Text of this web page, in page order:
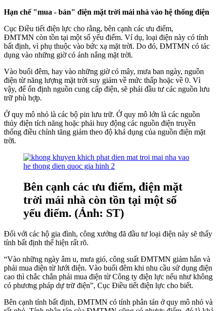
Hạn chế "mua - bán" điện mặt trời mái nhà vào hệ thống điện
Cục Điều tiết điện lực cho rằng, bên cạnh các ưu điểm,
ĐMTMN còn tồn tại một số yếu điểm. Ví dụ, loại điện này có tính
bất định, vì phụ thuộc vào bức xạ mặt trời. Do đó, ĐMTMN có tác
dụng vào những giờ có ánh nắng mặt trời.
Vào buổi đêm, hay vào những giờ có mây, mưa ban ngày, nguồn
điện từ năng lượng mặt trời suy giảm về mức thấp hoặc về 0. Vì
vậy, để ổn định nguồn cung cấp điện, sẽ phải đầu tư các nguồn lưu
trữ phù hợp.
Ở quy mô nhỏ là các bộ pin lưu trữ. Ở quy mô lớn là các nguồn
thủy điện tích năng hoặc phải huy động các nguồn điện truyền
thống điều chỉnh tăng giảm theo độ khả dụng của nguồn điện mặt
trời.
Bên cạnh các ưu điểm, điện mặt
trời mái nhà còn tồn tại một số
yếu điểm. (Ảnh: ST)
Đối với các hộ gia đình, công xưởng đã đầu tư loại điện này sẽ thấy
tính bất định thể hiện rất rõ.
“Vào những ngày âm u, mưa gió, công suất ĐMTMN giảm hẳn và
phải mua điện từ lưới điện. Vào buổi đêm khi nhu cầu sử dụng điện
cao thì chắc chắn phải mua điện từ Công ty điện lực nếu như không
có phương pháp dự trữ điện”, Cục Điều tiết điện lực cho biết.
Bên cạnh tính bất định, ĐMTMN có tính phân tán ở quy mô nhỏ và